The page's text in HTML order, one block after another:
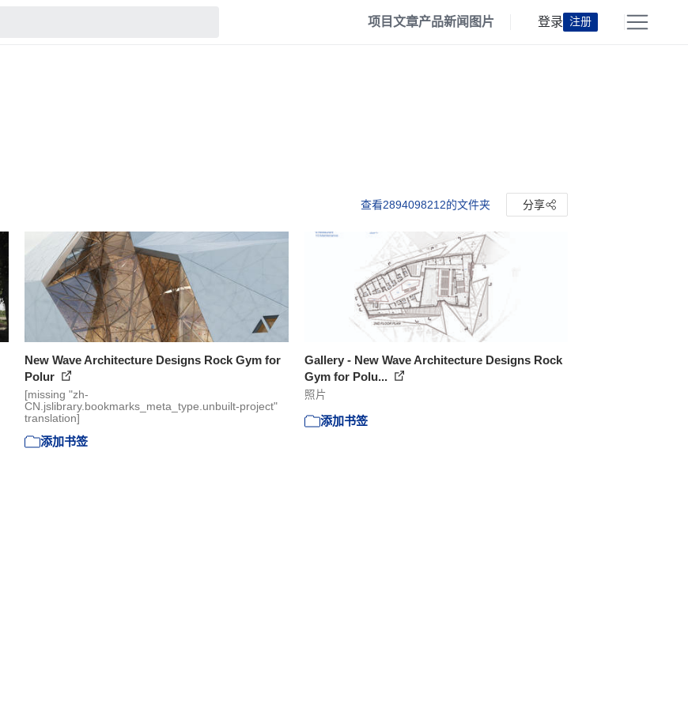
项目文章产品新闻 图片 登录 注册
查看2894098212的文件夹 分享
New Wave Architecture Designs Rock Gym for
Polur
[missing "zh-
CN.jslibrary.bookmarks_meta_type.unbuilt-project"
translation]
添加书签
Gallery - New Wave Architecture Designs Rock
Gym for Polu...
照片
添加书签